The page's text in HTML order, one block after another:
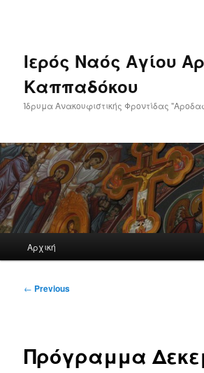
Ιερός Ναός Αγίου
Καππαδόκου
Ίδρυμα Ανακουφιστικής Φροντίδας
Αρχική
Post
← Previous
Πρόγραμμα